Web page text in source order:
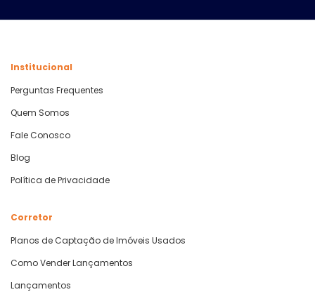
Institucional
Perguntas Frequentes
Quem Somos
Fale Conosco
Blog
Política de Privacidade
Corretor
Planos de Captação de Imóveis Usados
Como Vender Lançamentos
Lançamentos